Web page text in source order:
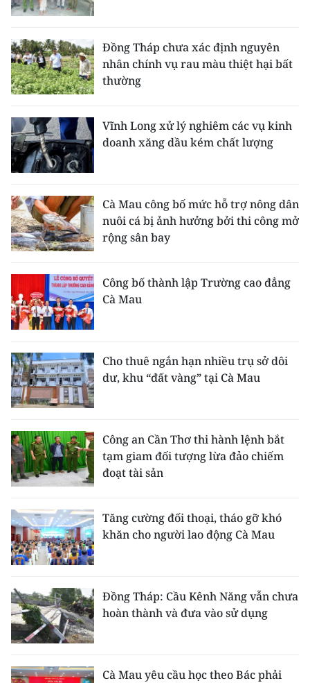
Đồng Tháp chưa xác định nguyên
nhân chính vụ rau màu thiệt hại bất
thường
Vĩnh Long xử lý nghiêm các vụ kinh
doanh xăng dầu kém chất lượng
Cà Mau công bố mức hỗ trợ nông dân
nuôi cá bị ảnh hưởng bởi thi công mở
rộng sân bay
Công bố thành lập Trường cao đẳng
Cà Mau
Cho thuê ngắn hạn nhiều trụ sở dôi
dư, khu “đất vàng” tại Cà Mau
Công an Cần Thơ thi hành lệnh bắt
tạm giam đối tượng lừa đảo chiếm
đoạt tài sản
Tăng cường đối thoại, tháo gỡ khó
khăn cho người lao động Cà Mau
Đồng Tháp: Cầu Kênh Năng vẫn chưa
hoàn thành và đưa vào sử dụng
Cà Mau yêu cầu học theo Bác phải